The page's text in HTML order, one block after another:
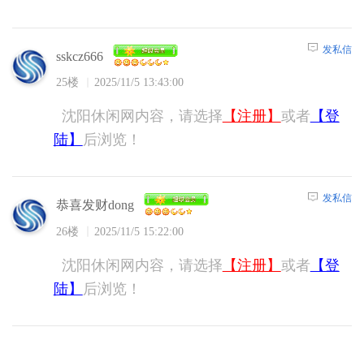
sskcz666
25楼 2025/11/5 13:43:00
发私信
沈阳休闲网内容，请选择 【注册】 或者 【登
陆】
后浏览！
恭喜发财dong
26楼 2025/11/5 15:22:00
发私信
沈阳休闲网内容，请选择 【注册】 或者 【登
陆】
后浏览！